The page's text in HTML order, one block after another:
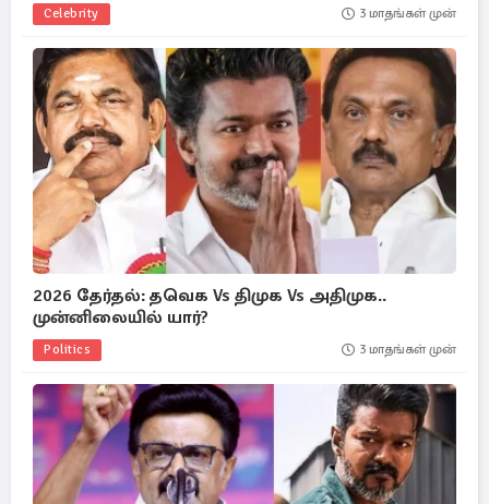
Celebrity 3 மாதங்கள் முன்
2026 தேர்தல்: தவெக Vs திமுக Vs அதிமுக..
முன்னிலையில் யார்?
Politics 3 மாதங்கள் முன்